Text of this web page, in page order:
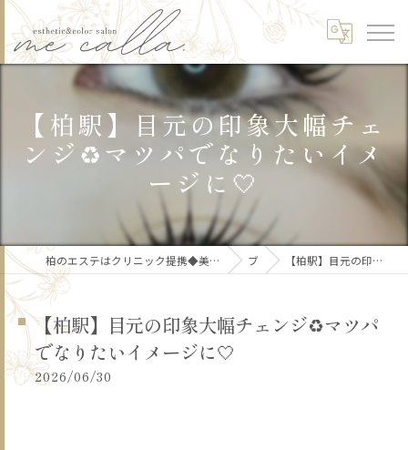
【柏駅】目元の印象大幅チェ
ンジ♻️マツパでなりたいイメ
ージに🤍
柏のエステはクリニック提携◆美肌/リフトアップ/痩身/骨格矯正/頭皮ケア/ブライダルme calla.【ミーカラー】 ブログ 【柏駅】目元の印象大幅チェンジ♻️マツパでなりたいイメージに🤍
【柏駅】目元の印象大幅チェンジ♻️マツパ
でなりたいイメージに🤍
2026/06/30